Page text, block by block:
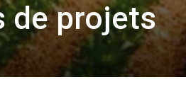
de projets